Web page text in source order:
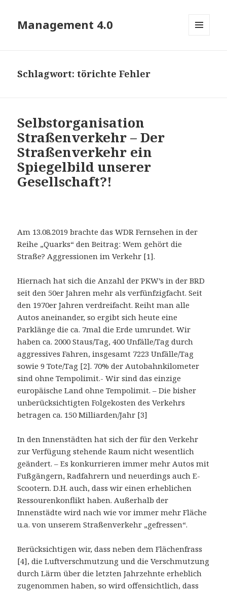
Management 4.0
Schlagwort:törichte Fehler
Selbstorganisation
Straßenverkehr – Der
Straßenverkehr ein
Spiegelbild unserer
Gesellschaft?!
Am 13.08.2019 brachte das WDR Fernsehen in der
Reihe „Quarks“ den Beitrag: Wem gehört die
Straße? Aggressionen im Verkehr [1].
Hiernach hat sich die Anzahl der PKW’s in der BRD
seit den 50er Jahren mehr als verfünfzigfacht. Seit
den 1970er Jahren verdreifacht. Reiht man alle
Autos aneinander, so ergibt sich heute eine
Parklänge die ca. 7mal die Erde umrundet. Wir
haben ca. 2000 Staus/Tag, 400 Unfälle/Tag durch
aggressives Fahren, insgesamt 7223 Unfälle/Tag
sowie 9 Tote/Tag [2]. 70% der Autobahnkilometer
sind ohne Tempolimit.- Wir sind das einzige
europäische Land ohne Tempolimit. – Die bisher
unberücksichtigten Folgekosten des Verkehrs
betragen ca. 150 Milliarden/Jahr [3]
In den Innenstädten hat sich der für den Verkehr
zur Verfügung stehende Raum nicht wesentlich
geändert. – Es konkurrieren immer mehr Autos mit
Fußgängern, Radfahrern und neuerdings auch E-
Scootern. D.H. auch, dass wir einen erheblichen
Ressourenkonflikt haben. Außerhalb der
Innenstädte wird nach wie vor immer mehr Fläche
u.a. von unserem Straßenverkehr „gefressen“.
Berücksichtigen wir, dass neben dem Flächenfrass
[4], die Luftverschmutzung und die Verschmutzung
durch Lärm über die letzten Jahrzehnte erheblich
zugenommen haben, so wird offensichtlich, dass